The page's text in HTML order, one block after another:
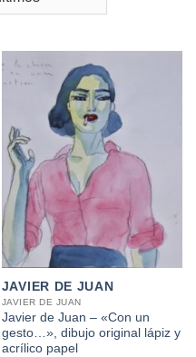
JAVIER DE JUAN
JAVIER DE JUAN
Javier de Juan – «Con un
gesto…», dibujo original lápiz y
acrílico papel